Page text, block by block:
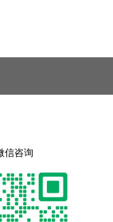
信咨询